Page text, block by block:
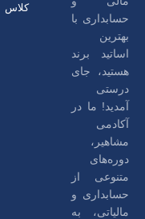
حسابداری با
بهترین
اساتید برند
هستید، جای
درستی
آمدید! ما در
آکادمی
مشاهیر،
دوره‌های
متنوعی از
حسابداری و
مالیاتی، به
کلاس